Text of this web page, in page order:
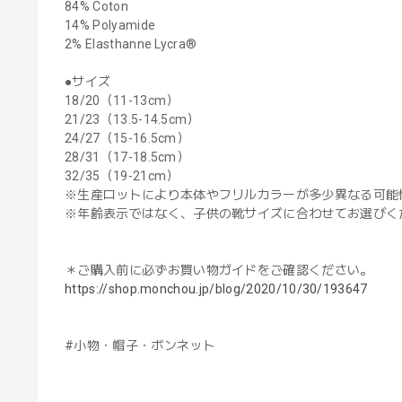
84% Coton
14% Polyamide
2% Elasthanne Lycra®
●サイズ
18/20（11-13cm）
21/23（13.5-14.5cm）
24/27（15-16.5cm）
28/31（17-18.5cm）
32/35（19-21cm）
※生産ロットにより本体やフリルカラーが多少異なる可能
※年齢表示ではなく、子供の靴サイズに合わせてお選びく
＊ご購入前に必ずお買い物ガイドをご確認ください。
https://shop.monchou.jp/blog/2020/10/30/193647
#小物・帽子・ボンネット